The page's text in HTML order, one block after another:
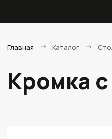
Главная Каталог
Кромка